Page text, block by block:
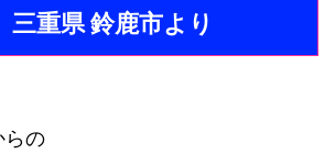
重県 鈴鹿市より
らの